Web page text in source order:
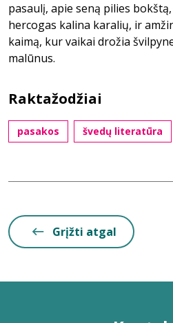
pasaulį, apie seną pilies
hercogas kalina karalių, ir
kaimą, kur vaikai drožia
malūnus.
Raktažodžiai
pasakos švedų literatūra
Grįžti atgal